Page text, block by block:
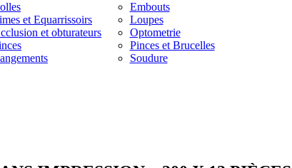
Embouts
et Equarrissoirs
Loupes
et obturateurs
Optometrie
Pinces et Brucelles
Soudure